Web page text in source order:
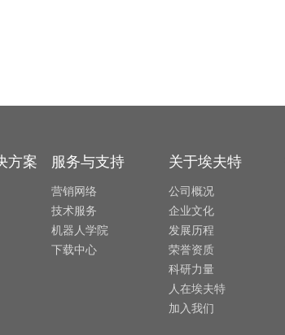
方案 服务与支持
营销网络
技术服务
机器人学院
下载中心
关于埃夫特
公司概况
企业文化
发展历程
荣誉资质
科研力量
人在埃夫特
加入我们